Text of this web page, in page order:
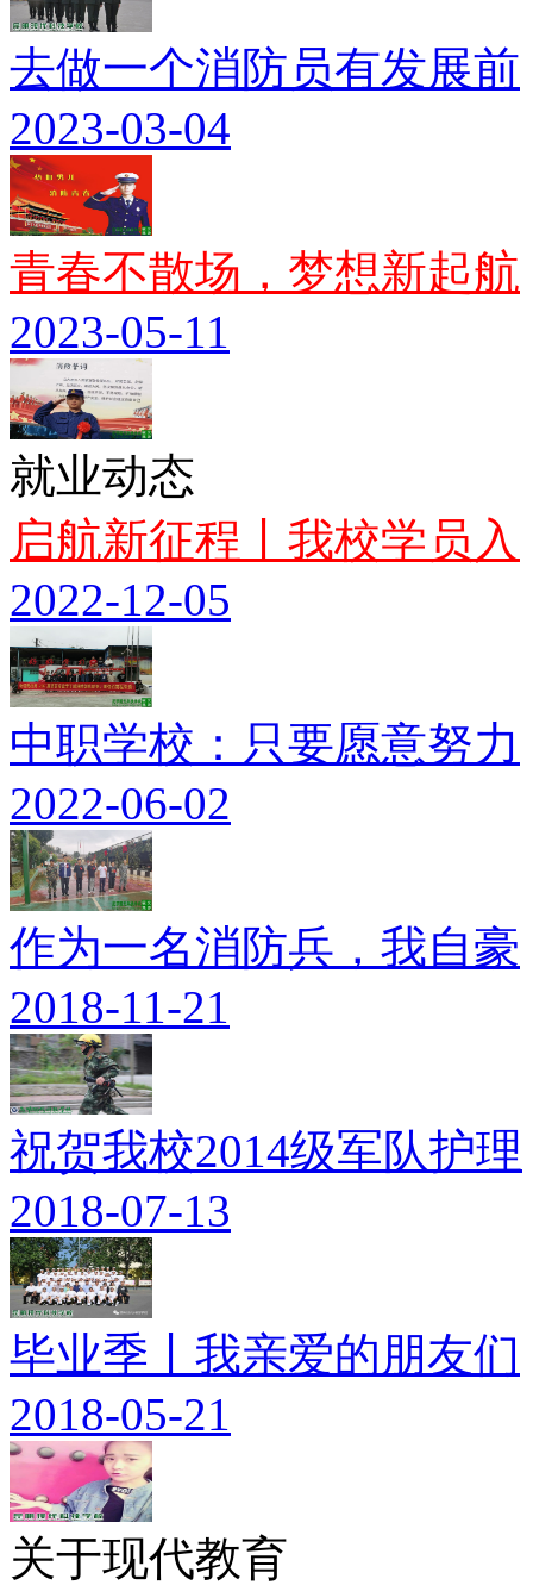
去做一个消防员有发展前
2023-03-04
青春不散场，梦想新起航
2023-05-11
就业动态
启航新征程丨我校学员入
2022-12-05
中职学校：只要愿意努力
2022-06-02
作为一名消防兵，我自豪
2018-11-21
祝贺我校2014级军队护理
2018-07-13
毕业季丨我亲爱的朋友们
2018-05-21
关于现代教育